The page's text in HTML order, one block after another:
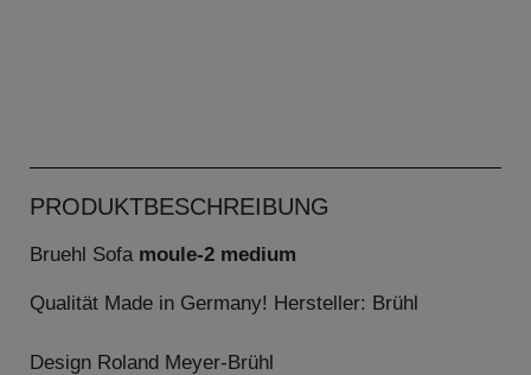
PRODUKTBESCHREIBUNG
Bruehl Sofa moule-2 medium
Qualität Made in Germany! Hersteller: Brühl
Design Roland Meyer-Brühl